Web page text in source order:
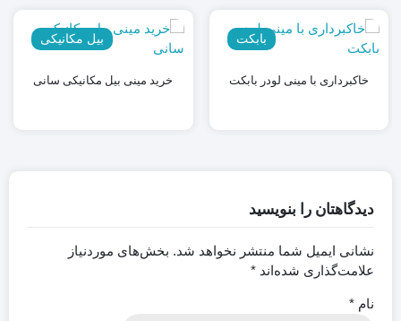
بابکت
خاکبرداری با مینی لودر بابکت
بیل مکانیکی
خرید مینی بیل مکانیکی سانی
دیدگاهتان را بنویسید
نشانی ایمیل شما منتشر نخواهد شد. بخش‌های موردنیاز
علامت‌گذاری شده‌اند *
نام *